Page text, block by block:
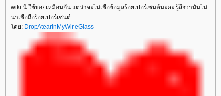
wiki นี่ ใช้บ่อยเหมือนกัน แต่ว่าจะไม่เชื่อข้อมูลร้อยเปอร์เซนต์นะคะ รู้สึกว่ามันไม่
น่าเชื่อถือร้อยเปอร์เซนต์
ดย: DropAtearInMyWineGlass